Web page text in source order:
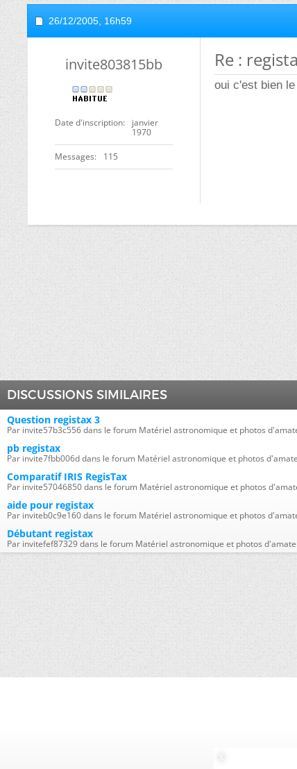
26/12/2005, 16h59
invite803815bb
Date d'inscription
janvier
1970
Messages 115
Re :
oui c'est bien
DISCUSSIONS SIMILAIRES
Question registax 3
Par invite57b3c556 dans le forum Matériel astronomique et photos
pb registax
Par invite7fbb006d dans le forum Matériel astronomique et photos
Comparatif IRIS RegisTax
Par invite57046850 dans le forum Matériel astronomique et photos
aide pour registax
Par inviteb0c9e160 dans le forum Matériel astronomique et photos
Débutant registax
Par invitefef87329 dans le forum Matériel astronomique et photos